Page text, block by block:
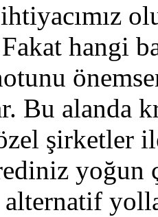
hangi
Bu alanda
şirketler
yoğun
alternatif